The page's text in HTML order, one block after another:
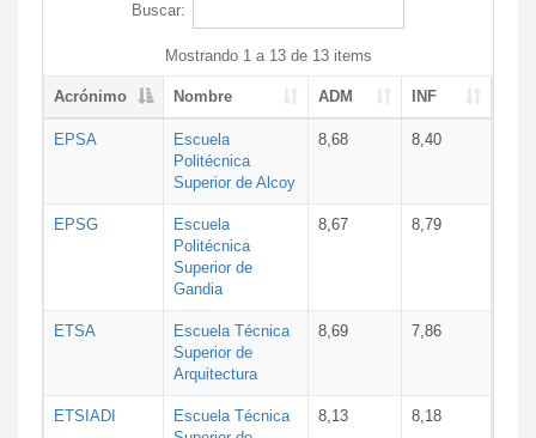
Buscar:
Mostrando 1 a 13 de 13 items
Acrónimo Nombre ADM INF
EPSA
Escuela
Politécnica
Superior de Alcoy
8,68 8,40
EPSG
Escuela
Politécnica
Superior de
Gandia
8,67 8,79
ETSA
Escuela Técnica
Superior de
Arquitectura
8,69 7,86
ETSIADI
Escuela Técnica
8,13 8,18